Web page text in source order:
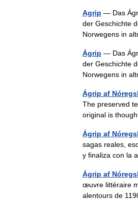
Agrip — Das
der Geschichte
Norwegens in
Ágrip — Das
der Geschichte
Norwegens in
Ágrip af
The preserved
original is
Ágrip af
sagas reales,
y finaliza con la
Ágrip af
œuvre littéraire
alentours de